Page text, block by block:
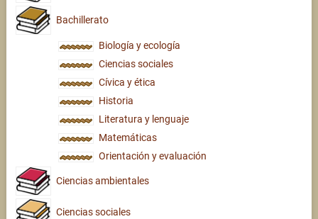
Bachillerato
Biología y ecología
Ciencias sociales
Cívica y ética
Historia
Literatura y lenguaje
Matemáticas
Orientación y evaluación
Ciencias ambientales
Ciencias sociales